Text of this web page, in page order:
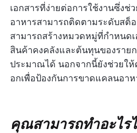
เอกสารที่ง่ายต่อการใช้งานซึ่งช่
อาหารสามารถติดตามระดับสต็
สามารถสร้างหมวดหมู่ที่กำหนดเ
สินค้าคงคลังและต้นทุนของราย
ประมาณได้ นอกจากนี้ยังช่วยใ
อกเพื่อป้องกันการขาดแคลนอาห
คุณสามารถทำอะไร